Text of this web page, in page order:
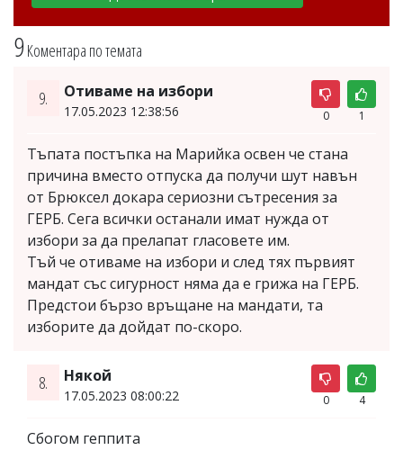
9Коментара по темата
9. Отиваме на избори
17.05.2023 12:38:56 0 1
Тъпата постъпка на Марийка освен че стана
причина вместо отпуска да получи шут навън
от Брюксел докара сериозни сътресения за
ГЕРБ. Сега всички останали имат нужда от
избори за да прелапат гласовете им.
Тъй че отиваме на избори и след тях първият
мандат със сигурност няма да е грижа на ГЕРБ.
Предстои бързо връщане на мандати, та
изборите да дойдат по-скоро.
8. Някой
17.05.2023 08:00:22 0 4
Сбогом геппита